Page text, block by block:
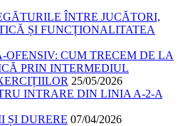
ÎNTRE JUCĂTORI,
ȘI FUNCȚIONALITATEA
OFENSIV: CUM TRECEM DE LA
PRIN INTERMEDIUL
25/05/2026
INTRARE DIN LINIA A-2-A
ȘI DURERE 07/04/2026